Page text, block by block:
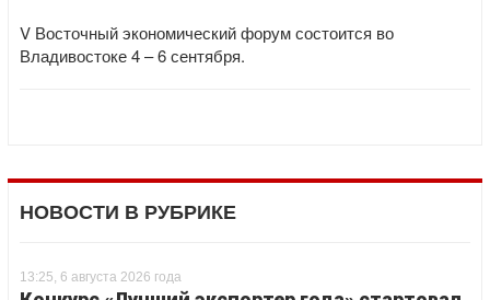
V Восточный экономический форум состоится во
Владивостоке 4 – 6 сентября.
НОВОСТИ В РУБРИКЕ
13:25, 6 августа 2026 года